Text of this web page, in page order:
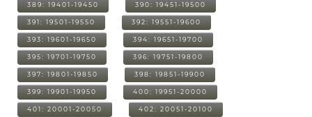
389: 19401-19450 390: 19451-19500
391: 19501-19550 392: 19551-19600
393: 19601-19650 394: 19651-19700
395: 19701-19750 396: 19751-19800
397: 19801-19850 398: 19851-19900
399: 19901-19950 400: 19951-20000
401: 20001-20050 402: 20051-20100